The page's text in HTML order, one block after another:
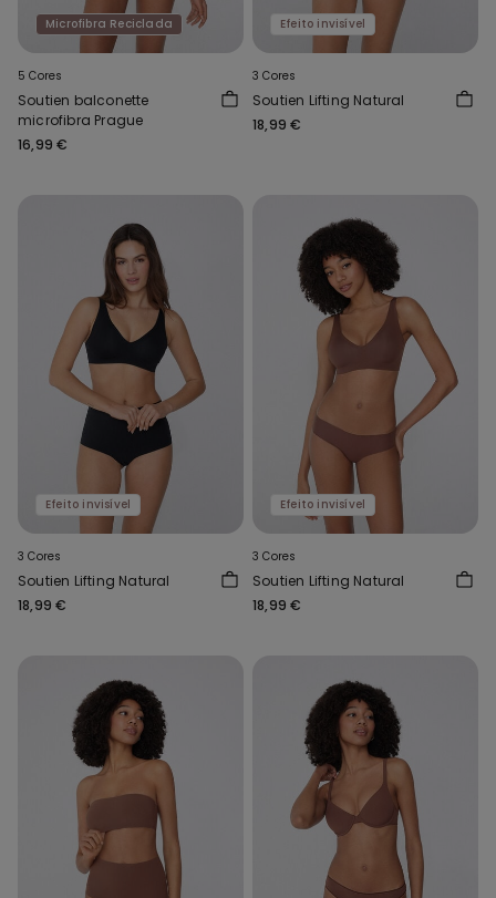
Microfibra Reciclada
5 Cores
Soutien balconette
microfibra Prague
16,99 €
Efeito invisível
3 Cores
Soutien Lifting Natural
18,99 €
Efeito invisível
3 Cores
Soutien Lifting Natural
18,99 €
Efeito invisível
3 Cores
Soutien Lifting Natural
18,99 €